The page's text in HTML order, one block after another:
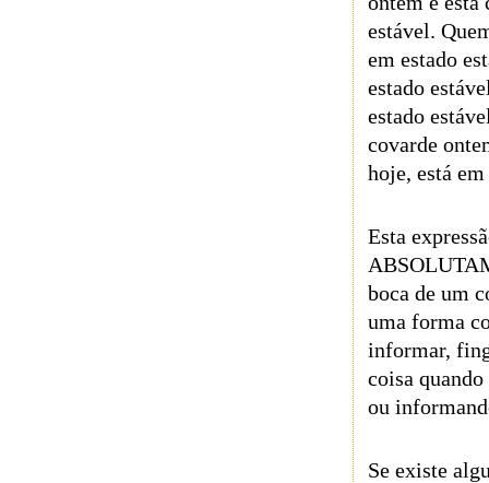
estável.
em estado
estado
estado
covarde
hoje, está
Esta
boca de um
uma forma
informar,
coisa quando
ou
Se existe